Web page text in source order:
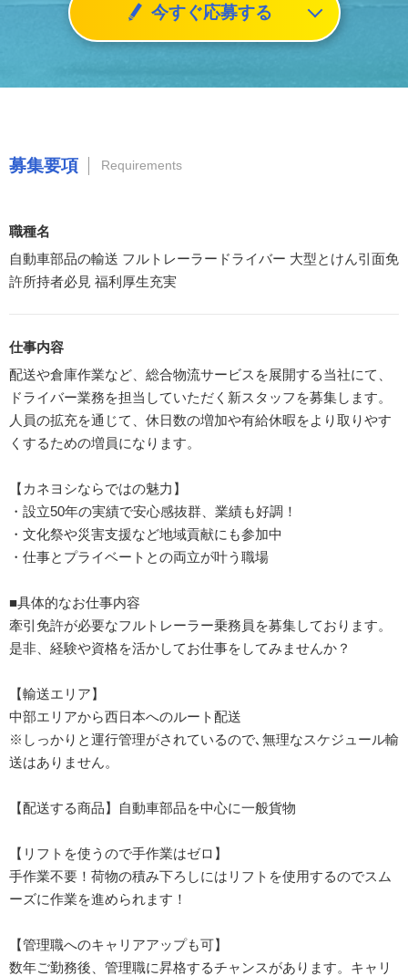
今すぐ応募する
募集要項 Requirements
職種名
自動車部品の輸送 フルトレーラードライバー 大型とけん引面免
許所持者必見 福利厚生充実
仕事内容
配送や倉庫作業など、総合物流サービスを展開する当社にて、
ドライバー業務を担当していただく新スタッフを募集します。
人員の拡充を通じて、休日数の増加や有給休暇をより取りやす
くするための増員になります。
【カネヨシならではの魅力】
・設立50年の実績で安心感抜群、業績も好調！
・文化祭や災害支援など地域貢献にも参加中
・仕事とプライベートとの両立が叶う職場
■具体的なお仕事内容
牽引免許が必要なフルトレーラー乗務員を募集しております。
是非、経験や資格を活かしてお仕事をしてみませんか？
【輸送エリア】
中部エリアから西日本へのルート配送
※しっかりと運行管理がされているので､無理なスケジュール輸
送はありません。
【配送する商品】自動車部品を中心に一般貨物
【リフトを使うので手作業はゼロ】
手作業不要！荷物の積み下ろしにはリフトを使用するのでスム
ーズに作業を進められます！
【管理職へのキャリアアップも可】
数年ご勤務後、管理職に昇格するチャンスがあります。キャリ